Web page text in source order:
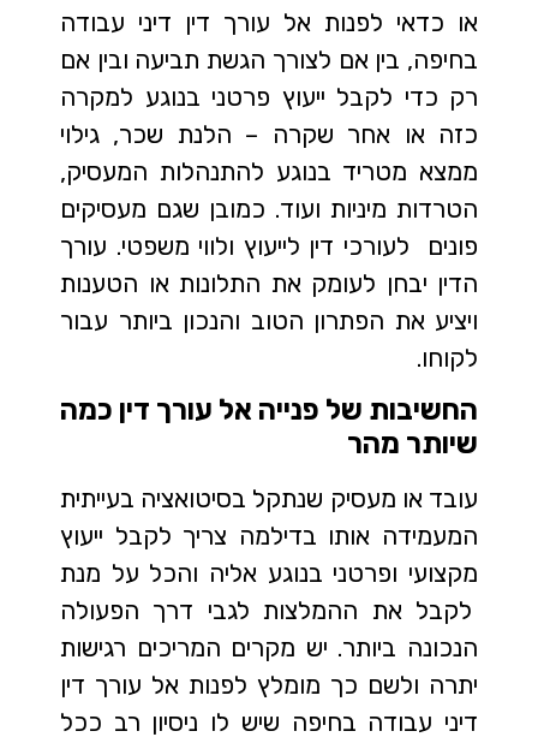
או כדאי לפנות אל עורך דין דיני עבודה
בחיפה, בין אם לצורך הגשת תביעה ובין אם
רק כדי לקבל ייעוץ פרטני בנוגע למקרה
כזה או אחר שקרה – הלנת שכר, גילוי
ממצא מטריד בנוגע להתנהלות המעסיק,
הטרדות מיניות ועוד. כמובן שגם מעסיקים
פונים לעורכי דין לייעוץ ולווי משפטי. עורך
הדין יבחן לעומק את התלונות או הטענות
ויציע את הפתרון הטוב והנכון ביותר עבור
לקוחו.
החשיבות של פנייה אל עורך דין כמה
שיותר מהר
עובד או מעסיק שנתקל בסיטואציה בעייתית
המעמידה אותו בדילמה צריך לקבל ייעוץ
מקצועי ופרטני בנוגע אליה והכל על מנת
לקבל את ההמלצות לגבי דרך הפעולה
הנכונה ביותר. יש מקרים המריכים רגישות
יתרה ולשם כך מומלץ לפנות אל עורך דין
דיני עבודה בחיפה שיש לו ניסיון רב ככל